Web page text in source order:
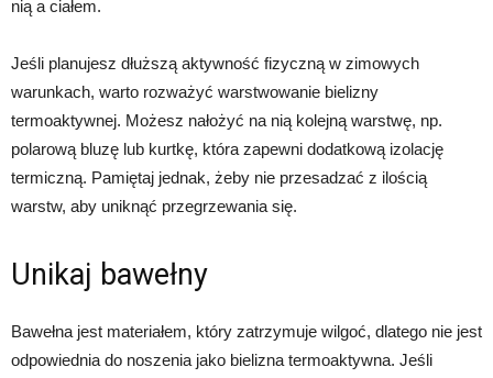
nią a ciałem.
Jeśli planujesz dłuższą aktywność fizyczną w zimowych
warunkach, warto rozważyć warstwowanie bielizny
termoaktywnej. Możesz nałożyć na nią kolejną warstwę, np.
polarową bluzę lub kurtkę, która zapewni dodatkową izolację
termiczną. Pamiętaj jednak, żeby nie przesadzać z ilością
warstw, aby uniknąć przegrzewania się.
Unikaj bawełny
Bawełna jest materiałem, który zatrzymuje wilgoć, dlatego nie jest
odpowiednia do noszenia jako bielizna termoaktywna. Jeśli